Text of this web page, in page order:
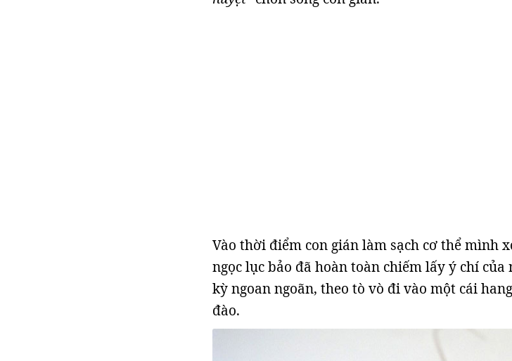
Vào thời điểm con gián làm sạch cơ thể mình
ngọc lục bảo đã hoàn toàn chiếm lấy ý chí của
kỳ ngoan ngoãn, theo tò vò đi vào một cái
đào.